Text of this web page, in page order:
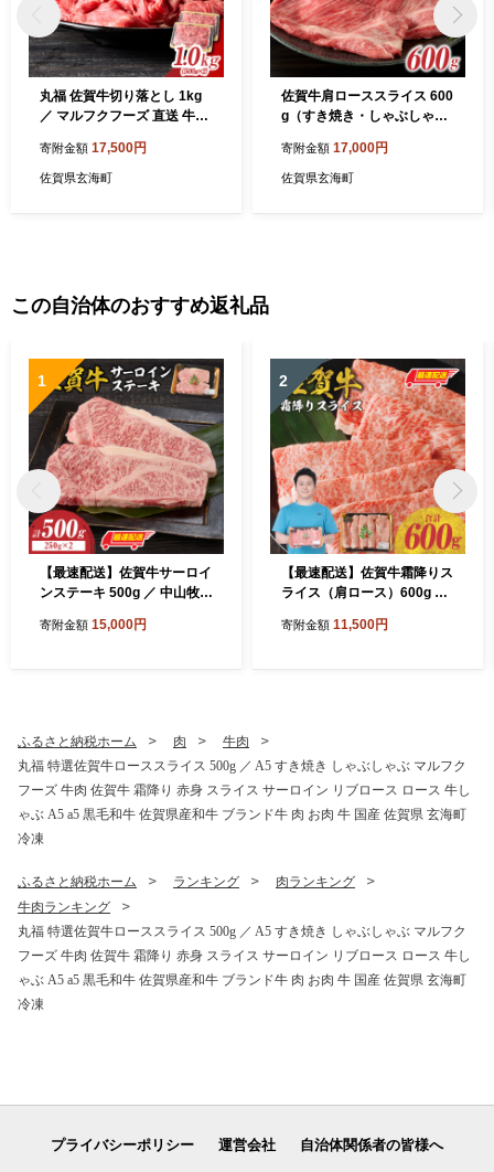
丸福 佐賀牛切り落とし 1kg
／ マルフクフーズ 直送 牛肉
ス 小分け 牛丼 肉じゃが しゃ
ぶしゃぶ すき焼き A4 A5 a4
寄附金額 17,500円
佐賀県玄海町
佐賀牛肩ローススライス 600
g（すき焼き・しゃぶしゃ
降り 赤身 スライス 肩 ロース
薄切り A4 A5 a4 a5 黒毛和
寄附金額 17,000円
佐賀県玄海町
この自治体のおすすめ返礼品
1
【最速配送】佐賀牛サーロイ
ンステーキ 500g ／ 中山牧場
ロイン ロース ステーキ 厚切
寄附金額 15,000円
2
【最速配送】佐賀牛霜降りス
ライス（肩ロース）600g ／
降り 肩 ロース 薄切り スライ
寄附金額 11,500円
ふるさと納税ホーム 肉
牛肉
丸福 特選佐賀牛ローススライス 500g ／ A5 すき焼き しゃぶしゃぶ マルフク
フーズ 牛肉 佐賀牛 霜降り 赤身 スライス サーロイン リブロース ロース 牛し
ゃぶ A5 a5 黒毛和牛 佐賀県産和牛 ブランド牛 肉 お肉 牛 国産 佐賀県 玄海町
冷凍
ふるさと納税ホーム ランキング
肉ランキング
牛肉ランキング
丸福 特選佐賀牛ローススライス 500g ／ A5 すき焼き しゃぶしゃぶ マルフク
フーズ 牛肉 佐賀牛 霜降り 赤身 スライス サーロイン リブロース ロース 牛し
ゃぶ A5 a5 黒毛和牛 佐賀県産和牛 ブランド牛 肉 お肉 牛 国産 佐賀県 玄海町
冷凍
プライバシーポリシー 運営会社 自治体関係者の皆様へ